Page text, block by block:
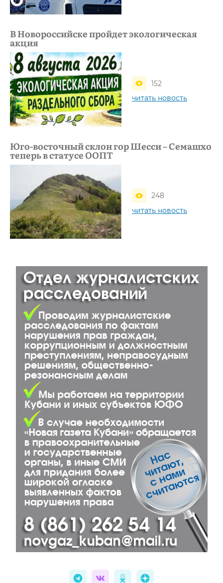
В Новороссийске пройдет экологическая
акция
152
читать новость
Юго-восточный склон гор Шесси – Семашхо
теперь в статусе ООПТ
248
читать новость